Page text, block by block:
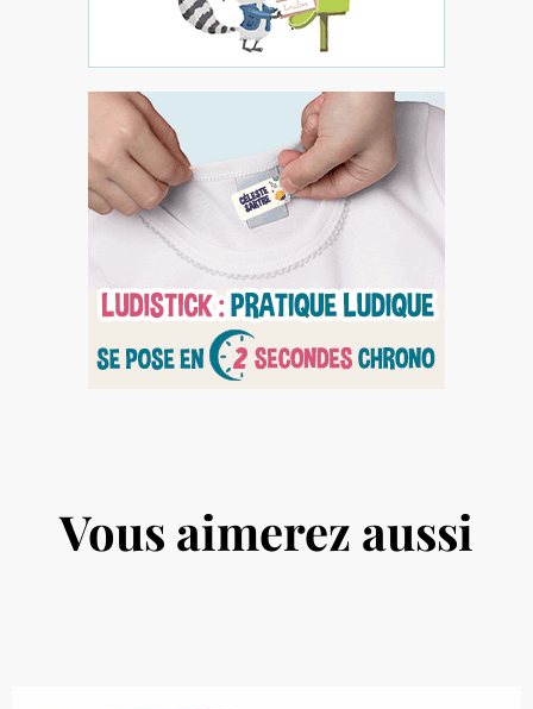
Vous aimerez aussi